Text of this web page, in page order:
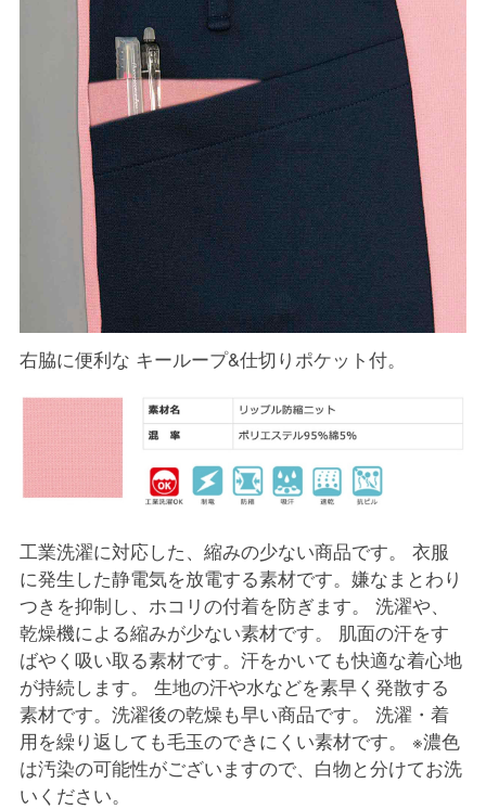
右脇に便利な キーループ&仕切りポケット付。
工業洗濯に対応した、縮みの少ない商品です。 衣服
に発生した静電気を放電する素材です。嫌なまとわり
つきを抑制し、ホコリの付着を防ぎます。 洗濯や、
乾燥機による縮みが少ない素材です。 肌面の汗をす
ばやく吸い取る素材です。汗をかいても快適な着心地
が持続します。 生地の汗や水などを素早く発散する
素材です。洗濯後の乾燥も早い商品です。 洗濯・着
用を繰り返しても毛玉のできにくい素材です。 ※濃色
は汚染の可能性がございますので、白物と分けてお洗
いください。